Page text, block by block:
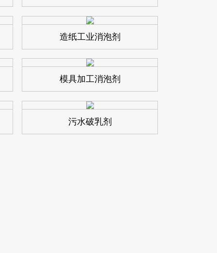
造纸工业消泡剂
模具加工消泡剂
污水破乳剂